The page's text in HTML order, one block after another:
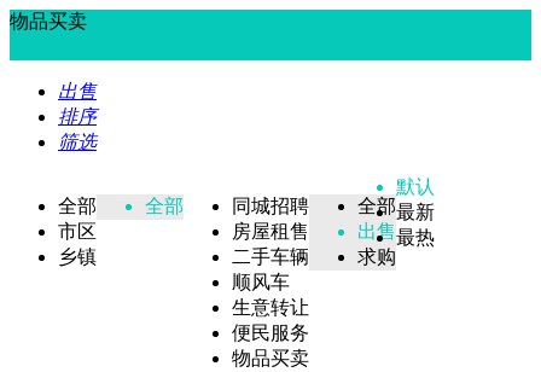
物品买卖
出售
排序
筛选
全部
市区
乡镇
全部
同城招聘
房屋租售
二手车辆
顺风车
生意转让
便民服务
物品买卖
全部
出售
求购
默认
最新
最热